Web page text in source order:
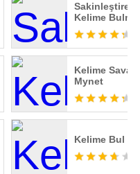
Sakinleştiren
Kelime
Kelime
Mynet
Kelime Bul